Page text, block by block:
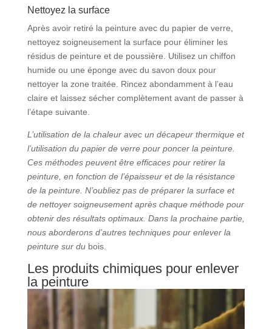
Nettoyez la surface
Après avoir retiré la peinture avec du papier de verre,
nettoyez soigneusement la surface pour éliminer les
résidus de peinture et de poussière. Utilisez un chiffon
humide ou une éponge avec du savon doux pour
nettoyer la zone traitée. Rincez abondamment à l’eau
claire et laissez sécher complètement avant de passer à
l’étape suivante.
L’utilisation de la chaleur avec un décapeur thermique et
l’utilisation du papier de verre pour poncer la peinture.
Ces méthodes peuvent être efficaces pour retirer la
peinture, en fonction de l’épaisseur et de la résistance
de la peinture. N’oubliez pas de préparer la surface et
de nettoyer soigneusement après chaque méthode pour
obtenir des résultats optimaux. Dans la prochaine partie,
nous aborderons d’autres techniques pour enlever la
peinture sur du bois.
Les produits chimiques pour enlever
la peinture